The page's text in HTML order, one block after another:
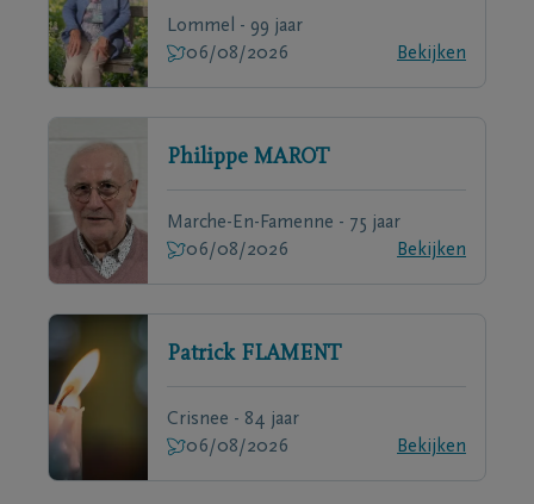
Lommel - 99 jaar
06/08/2026
Bekijken
Philippe MAROT
Marche-En-Famenne - 75 jaar
06/08/2026
Bekijken
Patrick FLAMENT
Crisnee - 84 jaar
06/08/2026
Bekijken